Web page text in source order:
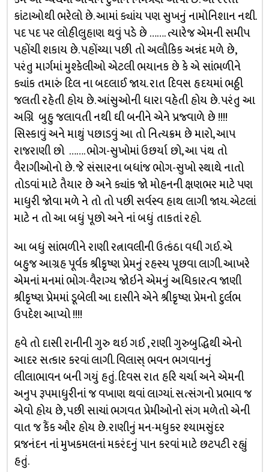
કાંટાઓથી ભરેલો છે. આમાં ક્યાંય પણ સુખનું નામોનિશાન નથી.
પદ પદ પર લોહીલુહાણ થવું પડે છે ……. ત્યારેજ એમની સમીપ
પહોંચી શકાય છે. પહોંચ્યા પછી તો અલૌકિક અન્નંદ મળે છે,
પરંતુ માર્ગમાં મુશ્કેલીઓ એટલી ભયાનક છે કે એ સાંભળીને
ક્યાંક તમારું દિલ ના બદલાઈ જાય. રાત દિવસ હૃદયમાં ભઠ્ઠી
જલતી રહેતી હોય છે. આંસુઓની ધારા વહેતી હોય છે. પરંતુ આ
અગ્નિ બુહુ જલાવતી નથી ઘી બનીને એને પ્રજ્વાળે છે !!!!
સિસ્કાવું અને માથું પછાડવું આ તો નિત્યક્રમ છે મારો, આપ
રાજરાણી છો ……. ભોગ-સુખોમાં ઉછર્યા છો, આ પંથ તો
વૈરાગીઓનો છે. જે સંસારના બધાંજ ભોગ-સુખો સ્થાથે નાતો
તોડવાં માટે તૈયાર છે અને ક્યાંક જો મોહનની ક્ષણભર માટે પણ
માધુરી જોવા મળે ને તો તો પછી સર્વસ્વ હાથ લાગી જાય. એટલાં
માટે ન તો આ બધું પૂછો અને નાં બધું તાકતાં રહો.
આ બધું સાંભળીને રાણી રત્નાવલીની ઉત્કંઠા વધી ગઈ. એ
બહુજ આગ્રહ પૂર્વક શ્રીકૃષ્ણ પ્રેમનું રહસ્ય પૂછવા લાગી. આખરે
એમનાં મનમાં ભોગ-વૈરાગ્ય જોઇને એમનું અધિકારત્વ જાણી
શ્રીકૃષ્ણ પ્રેમમાં ડૂબેલી આ દાસીને એને શ્રીકૃષ્ણ પ્રેમનો દુર્લભ
ઉપદેશ આપ્યો !!!!
હવે તો દાસી રાનીની ગુરુ થઇ ગઈ , રાણી ગુરુબુદ્ધિથી એનો
આદર સત્કાર કરવાં લાગી. વિલાસ્ ભવન ભગવાનનું
લીલાભાવન બની ગયું હતું. દિવસ રાત હરિ ચર્ચા અને એમની
અનુપ રૂપમાધુરીનાં જ વખાણ થવાં લાગ્યાં. સત્સંગનો પ્રભાવ જ
એવો હોય છે, પછી સાચાં ભગવત પ્રેમીઓનો સંગ મળેતો એની
વાત જ કૈંક ઔર હોય છે. રાણીનું મન-મધુકર શ્યામસુંદર
વ્રજનંદન નાં મુખકમલનાં મકરંદનું પાન કરવાં માટે છટપટી રહ્યું
હતું.